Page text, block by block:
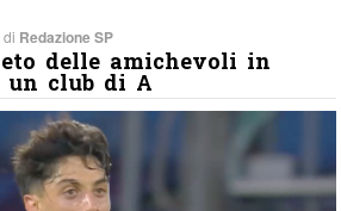
Redazione SP
delle amichevoli in
un club di A